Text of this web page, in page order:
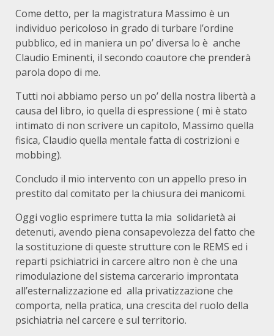
Come detto, per la magistratura Massimo è un
individuo pericoloso in grado di turbare l’ordine
pubblico, ed in maniera un po’ diversa lo è anche
Claudio Eminenti, il secondo coautore che prenderà
parola dopo di me.
Tutti noi abbiamo perso un po’ della nostra libertà a
causa del libro, io quella di espressione ( mi è stato
intimato di non scrivere un capitolo, Massimo quella
fisica, Claudio quella mentale fatta di costrizioni e
mobbing).
Concludo il mio intervento con un appello preso in
prestito dal comitato per la chiusura dei manicomi.
Oggi voglio esprimere tutta la mia solidarietà ai
detenuti, avendo piena consapevolezza del fatto che
la sostituzione di queste strutture con le REMS ed i
reparti psichiatrici in carcere altro non è che una
rimodulazione del sistema carcerario improntata
all’esternalizzazione ed alla privatizzazione che
comporta, nella pratica, una crescita del ruolo della
psichiatria nel carcere e sul territorio.